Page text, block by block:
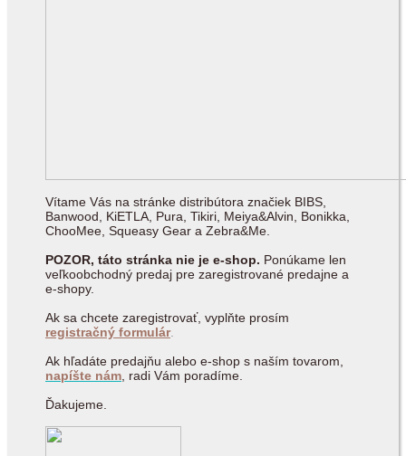
Vítame Vás na stránke distribútora značiek BIBS,
Banwood, KiETLA, Pura, Tikiri, Meiya&Alvin, Bonikka,
ChooMee, Squeasy Gear a Zebra&Me.
POZOR, táto stránka nie je e-shop. Ponúkame len
veľkoobchodný predaj pre zaregistrované predajne a
e-shopy.
Ak sa chcete zaregistrovať, vyplňte prosím
registračný formulár.
Ak hľadáte predajňu alebo e-shop s naším tovarom,
napíšte nám , radi Vám poradíme.
Ďakujeme.